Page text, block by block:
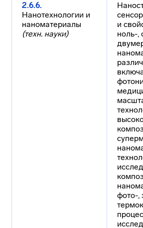
2.6.6.
Нанотехнологии и
наноматериалы
(техн. науки)
и
ноль-,
фото-,